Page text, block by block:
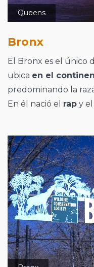
Queens
Bronx
El Bronx es el único
ubica en el
predominando la
En él nació el rap y el